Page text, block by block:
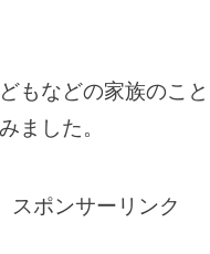
もなどの家族のこ
ました。
スポンサーリンク